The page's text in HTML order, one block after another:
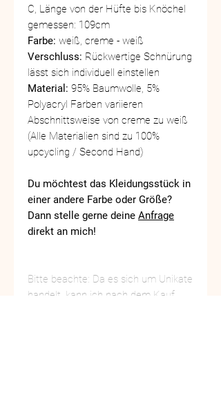
C, Länge von der Hüfte bis Knöchel
gemessen: 109cm
Farbe: weiß, creme - weiß
Verschluss: Rückwertige Schnürung
lässt sich individuell einstellen
Material: 95% Baumwolle, 5%
Polyacryl Farben variieren
Abschnittsweise von creme zu weiß
(Alle Materialien sind zu 100%
upcycling / Second Hand)
Du möchtest das Kleidungsstück in
einer andere Farbe oder Größe?
Dann stelle gerne deine Anfrage
direkt an mich!
Bitte beachte: Da es sich um Unikate
handelt, kann ich nach dem Kauf